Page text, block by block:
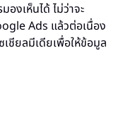
งเห็นได้ ไม่ว่าจะ
Ads แล้วต่อเนื่อง
ชียลมีเดียเพื่อให้ข้อมูล